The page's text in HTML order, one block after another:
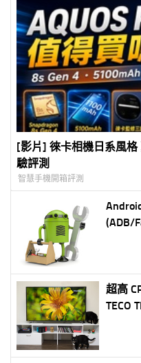
[影片] 徠卡相機日系風格
驗評測
智慧手機開箱評測
(ADB/
超高
TECO